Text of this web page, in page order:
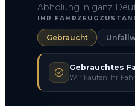
Abholung in ganz
IHR
Gebraucht
Gebrauchtes
Wir kaufen Ihr